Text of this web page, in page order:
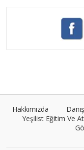
Hakkımızda
Yeşilist Eğitim Ve